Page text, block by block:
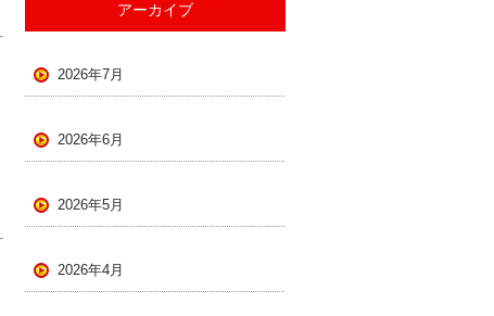
アーカイブ
2026年7月
2026年6月
2026年5月
2026年4月